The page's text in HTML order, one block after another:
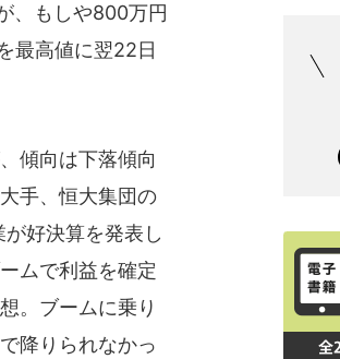
、もしや800万円
最高値に翌22日
傾向は下落傾向
手、恒大集団の
好決算を発表し
ムで利益を確定
。ブームに乗り
降りられなかっ